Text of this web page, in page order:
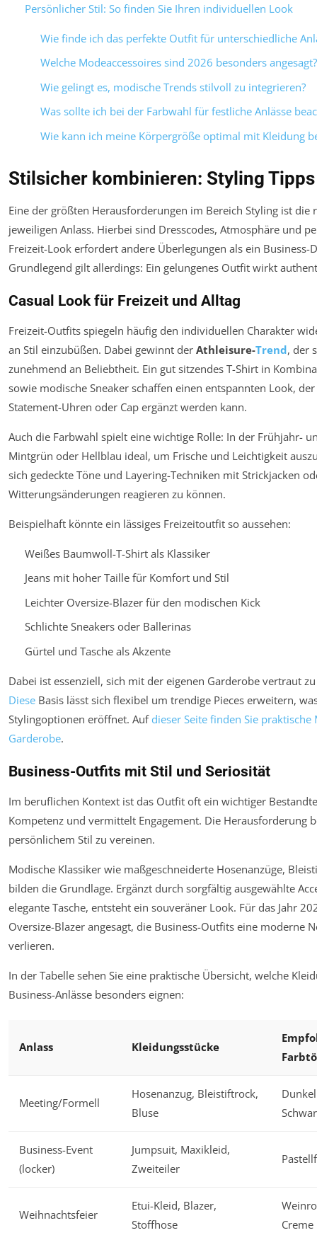
Persönlicher Stil: So finden Sie Ihren individuellen Look
Wie finde ich das perfekte Outfit für unterschiedliche
Welche Modeaccessoires sind 2026 besonders angesagt?
Wie gelingt es, modische Trends stilvoll zu integrieren?
Was sollte ich bei der Farbwahl für festliche Anlässe
Wie kann ich meine Körpergröße optimal mit Kleidung
Stilsicher kombinieren: Styling
Eine der größten Herausforderungen im Bereich Styling ist
jeweiligen Anlass. Hierbei sind Dresscodes, Atmosphäre und
Freizeit-Look erfordert andere Überlegungen als ein
Grundlegend gilt allerdings: Ein gelungenes Outfit wirkt
Casual Look für Freizeit und Alltag
Freizeit-Outfits spiegeln häufig den individuellen Charakter
an Stil einzubüßen. Dabei gewinnt der Athleisure-Trend, der
zunehmend an Beliebtheit. Ein gut sitzendes T-Shirt in
sowie modische Sneaker schaffen einen entspannten Look,
Statement-Uhren oder Cap ergänzt werden kann.
Auch die Farbwahl spielt eine wichtige Rolle: In der Frühjahr-
Mintgrün oder Hellblau ideal, um Frische und Leichtigkeit
sich gedeckte Töne und Layering-Techniken mit Strickjacken
Witterungsänderungen reagieren zu können.
Beispielhaft könnte ein lässiges Freizeitoutfit so aussehen:
Weißes Baumwoll-T-Shirt als Klassiker
Jeans mit hoher Taille für Komfort und Stil
Leichter Oversize-Blazer für den modischen Kick
Schlichte Sneakers oder Ballerinas
Gürtel und Tasche als Akzente
Dabei ist essenziell, sich mit der eigenen Garderobe vertraut
Diese Basis lässt sich flexibel um trendige Pieces erweitern,
Stylingoptionen eröffnet. Auf dieser Seite finden Sie
Garderobe.
Business-Outfits mit Stil und Seriosität
Im beruflichen Kontext ist das Outfit oft ein wichtiger
Kompetenz und vermittelt Engagement. Die Herausforderung
persönlichem Stil zu vereinen.
Modische Klassiker wie maßgeschneiderte Hosenanzüge,
bilden die Grundlage. Ergänzt durch sorgfältig ausgewählte
elegante Tasche, entsteht ein souveräner Look. Für das Jahr
Oversize-Blazer angesagt, die Business-Outfits eine moderne
verlieren.
In der Tabelle sehen Sie eine praktische Übersicht, welche
Business-Anlässe besonders eignen:
Anlass Kleidungsstücke
Meeting/Formell
Hosenanzug, Bleistiftrock,
Bluse
Business-Event
(locker)
Jumpsuit, Maxikleid,
Zweiteiler
Weihnachtsfeier
Etui-Kleid, Blazer,
Stoffhose
Creme